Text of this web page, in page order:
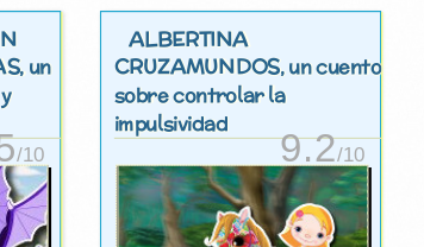
, un
/10
ALBERTINA
CRUZAMUNDOS, un cuento
sobre controlar la
impulsividad
9.2/10